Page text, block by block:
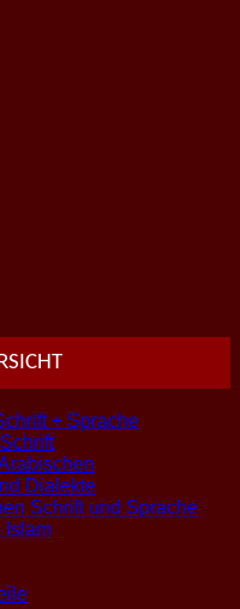
+ Sprache
Dialekte
Schrift und Sprache
Islam